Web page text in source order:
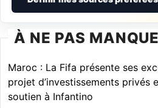
À NE PAS
Maroc : La Fifa présente ses
projet d’investissements privés
soutien à Infantino